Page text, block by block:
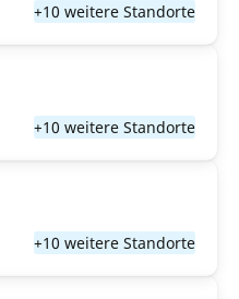
+10 weitere Standorte
+10 weitere Standorte
+10 weitere Standorte